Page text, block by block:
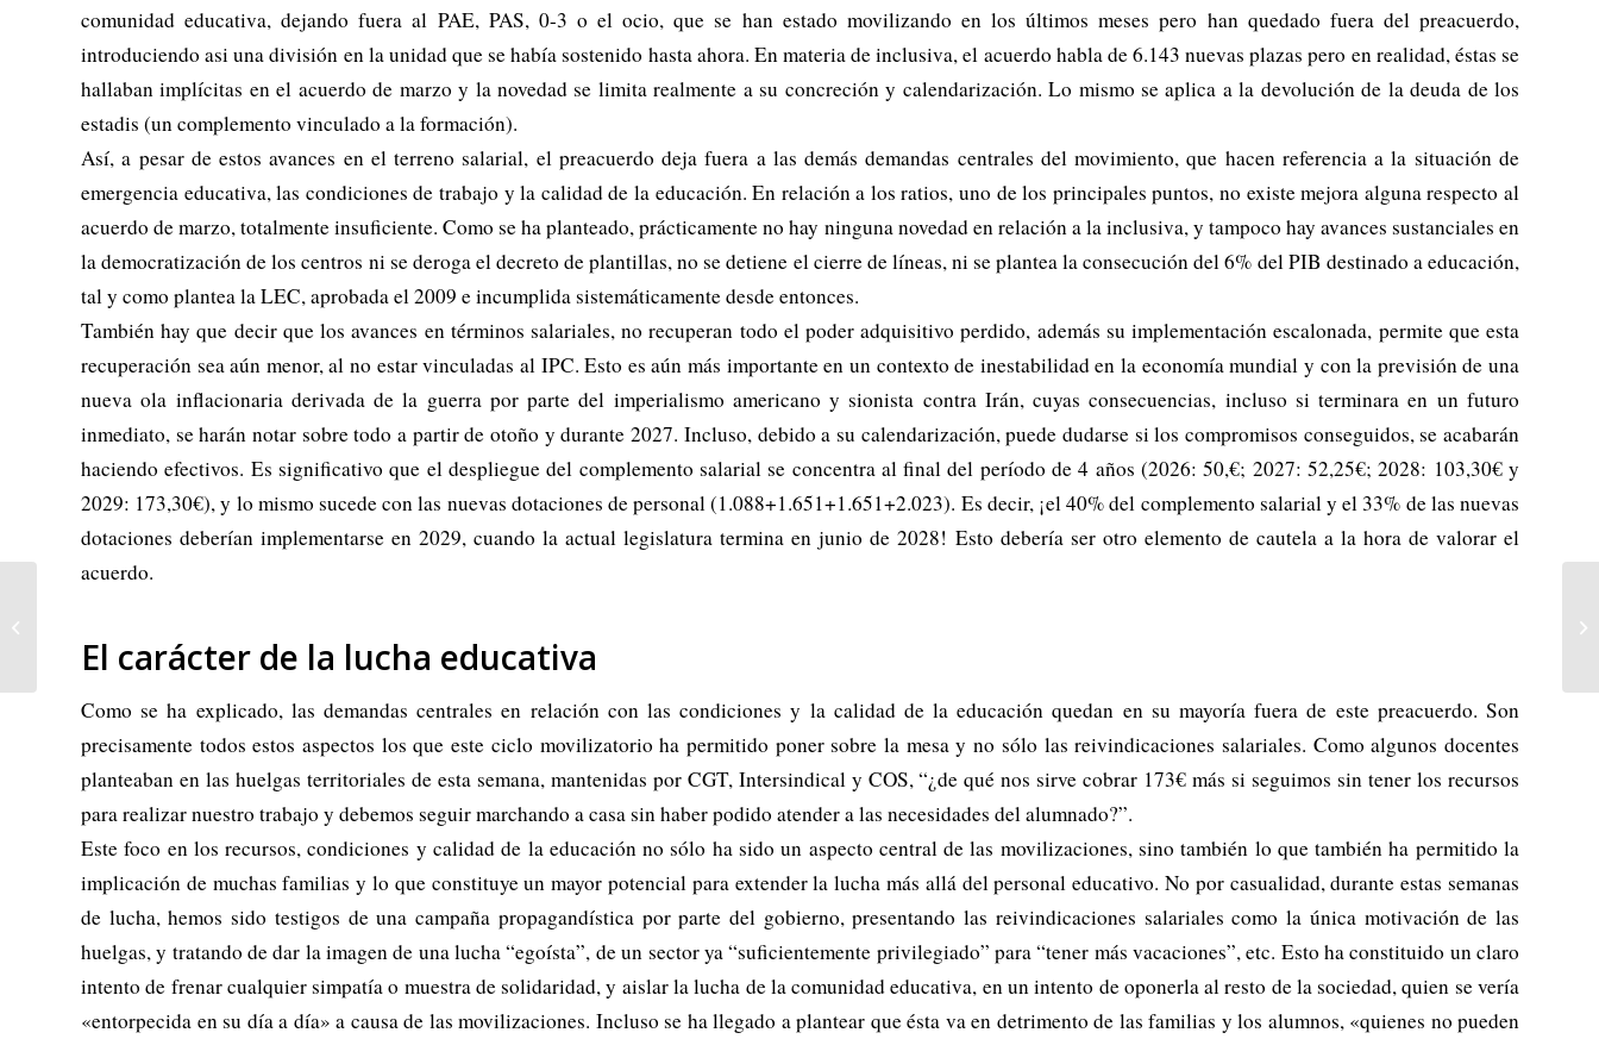
comunidad educativa, dejando fuera al PAE, PAS, 0-3 o el ocio, que se han estado movilizando en los últimos meses pero han quedado fuera del preacuerdo,
introduciendo asi una división en la unidad que se había sostenido hasta ahora. En materia de inclusiva, el acuerdo habla de 6.143 nuevas plazas pero en realidad, éstas se
hallaban implícitas en el acuerdo de marzo y la novedad se limita realmente a su concreción y calendarización. Lo mismo se aplica a la devolución de la deuda de los
estadis (un complemento vinculado a la formación).
Así, a pesar de estos avances en el terreno salarial, el preacuerdo deja fuera a las demás demandas centrales del movimiento, que hacen referencia a la situación de
emergencia educativa, las condiciones de trabajo y la calidad de la educación. En relación a los ratios, uno de los principales puntos, no existe mejora alguna respecto al
acuerdo de marzo, totalmente insuficiente. Como se ha planteado, prácticamente no hay ninguna novedad en relación a la inclusiva, y tampoco hay avances sustanciales en
la democratización de los centros ni se deroga el decreto de plantillas, no se detiene el cierre de líneas, ni se plantea la consecución del 6% del PIB destinado a educación,
tal y como plantea la LEC, aprobada el 2009 e incumplida sistemáticamente desde entonces.
También hay que decir que los avances en términos salariales, no recuperan todo el poder adquisitivo perdido, además su implementación escalonada, permite que esta
recuperación sea aún menor, al no estar vinculadas al IPC. Esto es aún más importante en un contexto de inestabilidad en la economía mundial y con la previsión de una
nueva ola inflacionaria derivada de la guerra por parte del imperialismo americano y sionista contra Irán, cuyas consecuencias, incluso si terminara en un futuro
inmediato, se harán notar sobre todo a partir de otoño y durante 2027. Incluso, debido a su calendarización, puede dudarse si los compromisos conseguidos, se acabarán
haciendo efectivos. Es significativo que el despliegue del complemento salarial se concentra al final del período de 4 años (2026: 50,€; 2027: 52,25€; 2028: 103,30€ y
2029: 173,30€), y lo mismo sucede con las nuevas dotaciones de personal (1.088+1.651+1.651+2.023). Es decir, ¡el 40% del complemento salarial y el 33% de las nuevas
dotaciones deberían implementarse en 2029, cuando la actual legislatura termina en junio de 2028! Esto debería ser otro elemento de cautela a la hora de valorar el
acuerdo.
El carácter de la lucha educativa
Como se ha explicado, las demandas centrales en relación con las condiciones y la calidad de la educación quedan en su mayoría fuera de este preacuerdo. Son
precisamente todos estos aspectos los que este ciclo movilizatorio ha permitido poner sobre la mesa y no sólo las reivindicaciones salariales. Como algunos docentes
planteaban en las huelgas territoriales de esta semana, mantenidas por CGT, Intersindical y COS, “¿de qué nos sirve cobrar 173€ más si seguimos sin tener los recursos
para realizar nuestro trabajo y debemos seguir marchando a casa sin haber podido atender a las necesidades del alumnado?”.
Este foco en los recursos, condiciones y calidad de la educación no sólo ha sido un aspecto central de las movilizaciones, sino también lo que también ha permitido la
implicación de muchas familias y lo que constituye un mayor potencial para extender la lucha más allá del personal educativo. No por casualidad, durante estas semanas
de lucha, hemos sido testigos de una campaña propagandística por parte del gobierno, presentando las reivindicaciones salariales como la única motivación de las
huelgas, y tratando de dar la imagen de una lucha “egoísta”, de un sector ya “suficientemente privilegiado” para “tener más vacaciones”, etc. Esto ha constituido un claro
intento de frenar cualquier simpatía o muestra de solidaridad, y aislar la lucha de la comunidad educativa, en un intento de oponerla al resto de la sociedad, quien se vería
«entorpecida en su día a día» a causa de las movilizaciones. Incluso se ha llegado a plantear que ésta va en detrimento de las familias y los alumnos, «quienes no pueden
personas con movilidad
reducida,...